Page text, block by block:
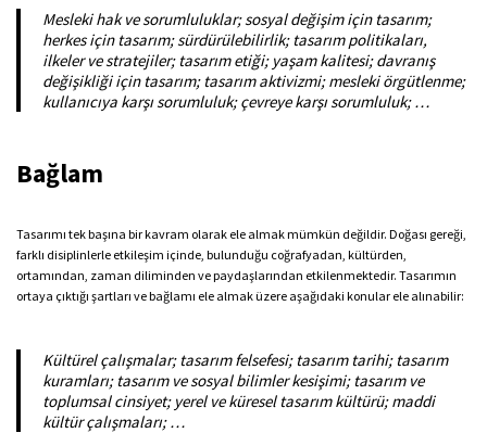
Mesleki hak ve sorumluluklar; sosyal değişim için tasarım;
herkes için tasarım; sürdürülebilirlik; tasarım politikaları,
ilkeler ve stratejiler; tasarım etiği; yaşam kalitesi; davranış
değişikliği için tasarım; tasarım aktivizmi; mesleki örgütlenme;
kullanıcıya karşı sorumluluk; çevreye karşı sorumluluk; …
Bağlam
Tasarımı tek başına bir kavram olarak ele almak mümkün değildir. Doğası gereği,
farklı disiplinlerle etkileşim içinde, bulunduğu coğrafyadan, kültürden,
ortamından, zaman diliminden ve paydaşlarından etkilenmektedir. Tasarımın
ortaya çıktığı şartları ve bağlamı ele almak üzere aşağıdaki konular ele alınabilir:
Kültürel çalışmalar; tasarım felsefesi; tasarım tarihi; tasarım
kuramları; tasarım ve sosyal bilimler kesişimi; tasarım ve
toplumsal cinsiyet; yerel ve küresel tasarım kültürü; maddi
kültür çalışmaları; …